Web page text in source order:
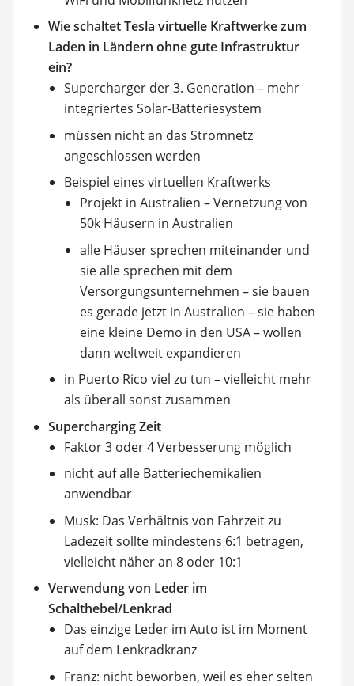
Wie schaltet Tesla virtuelle Kraftwerke zum
Laden in Ländern ohne gute Infrastruktur
ein?
Supercharger der 3. Generation – mehr
integriertes Solar-Batteriesystem
müssen nicht an das Stromnetz
angeschlossen werden
Beispiel eines virtuellen Kraftwerks
Projekt in Australien – Vernetzung von
50k Häusern in Australien
alle Häuser sprechen miteinander und
sie alle sprechen mit dem
Versorgungsunternehmen – sie bauen
es gerade jetzt in Australien – sie haben
eine kleine Demo in den USA – wollen
dann weltweit expandieren
in Puerto Rico viel zu tun – vielleicht mehr
als überall sonst zusammen
Supercharging Zeit
Faktor 3 oder 4 Verbesserung möglich
nicht auf alle Batteriechemikalien
anwendbar
Musk: Das Verhältnis von Fahrzeit zu
Ladezeit sollte mindestens 6:1 betragen,
vielleicht näher an 8 oder 10:1
Verwendung von Leder im
Schalthebel/Lenkrad
Das einzige Leder im Auto ist im Moment
auf dem Lenkradkranz
Franz: nicht beworben, weil es eher selten